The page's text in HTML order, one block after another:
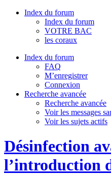
Index du forum
Index du forum
VOTRE BAC
les coraux
Index du forum
FAQ
M’enregistrer
Connexion
Recherche avancée
Recherche avancée
Voir les messages
Voir les sujets actifs
Désinfection
l’introduction